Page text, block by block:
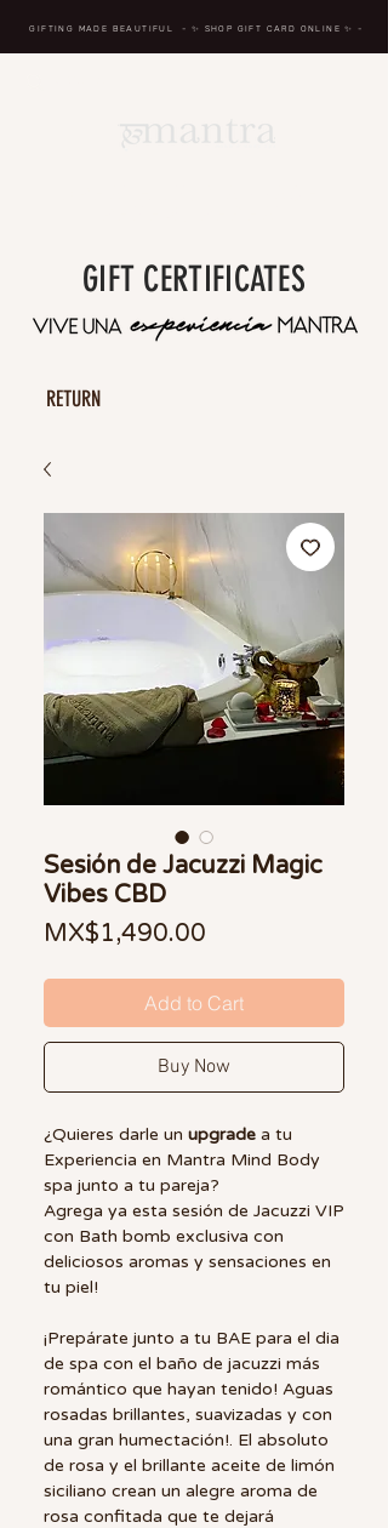
GIFTING MADE BEAUTIFUL - ✨ SHOP GIFT CARD ONLINE✨ -
GIFT CERTIFICATES
RETURN
Sesión de Jacuzzi Magic
Vibes CBD
MX$1,490.00
Add to Cart
Buy Now
¿Quieres darle un upgrade a tu
Experiencia en Mantra Mind Body
spa junto a tu pareja?
Agrega ya esta sesión de Jacuzzi VIP
con Bath bomb exclusiva con
deliciosos aromas y sensaciones en
tu piel!
¡Prepárate junto a tu BAE para el dia
de spa con el baño de jacuzzi más
romántico que hayan tenido! Aguas
rosadas brillantes, suavizadas y con
una gran humectación!. El absoluto
de rosa y el brillante aceite de limón
siciliano crean un alegre aroma de
rosa confitada que te dejará